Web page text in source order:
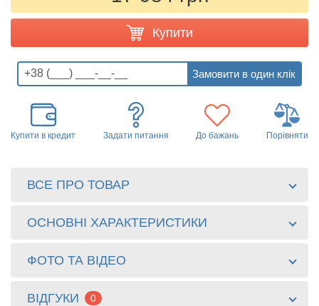
Купити
Купити в кредит Задати питання До бажань Порівняти
ВСЕ ПРО ТОВАР
ОСНОВНІ ХАРАКТЕРИСТИКИ
ФОТО ТА ВІДЕО
ВІДГУКИ 0